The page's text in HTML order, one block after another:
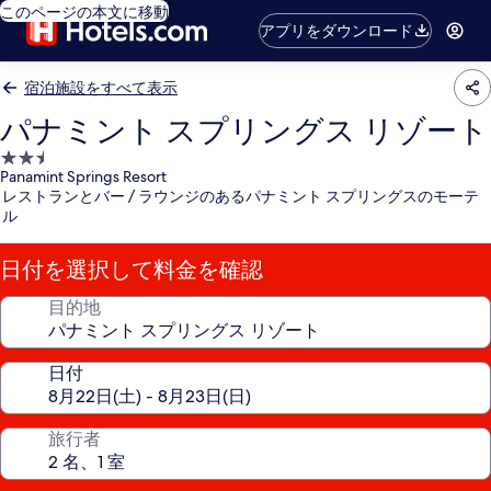
このページの本文に移動
アプリをダウンロード
宿泊施設をすべて表示
パナミント スプリングス リゾート
2.5
つ
星
泊
施
設
Panamint Springs Resort
レストランとバー / ラウンジのあるパナミント スプリングスのモーテ
ル
日付を選択して料金を確認
目的地
日付
旅行者